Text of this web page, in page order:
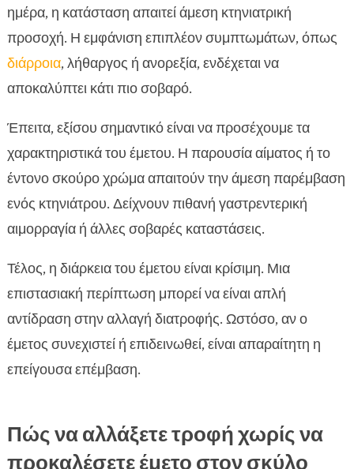
ημέρα, η κατάσταση απαιτεί άμεση κτηνιατρική
προσοχή. Η εμφάνιση επιπλέον συμπτωμάτων, όπως
διάρροια, λήθαργος ή ανορεξία, ενδέχεται να
αποκαλύπτει κάτι πιο σοβαρό.
Έπειτα, εξίσου σημαντικό είναι να προσέχουμε τα
χαρακτηριστικά του έμετου. Η παρουσία αίματος ή το
έντονο σκούρο χρώμα απαιτούν την άμεση παρέμβαση
ενός κτηνιάτρου. Δείχνουν πιθανή γαστρεντερική
αιμορραγία ή άλλες σοβαρές καταστάσεις.
Τέλος, η διάρκεια του έμετου είναι κρίσιμη. Μια
επιστασιακή περίπτωση μπορεί να είναι απλή
αντίδραση στην αλλαγή διατροφής. Ωστόσο, αν ο
έμετος συνεχιστεί ή επιδεινωθεί, είναι απαραίτητη η
επείγουσα επέμβαση.
Πώς να αλλάξετε τροφή χωρίς να
προκαλέσετε έμετο στον σκύλο